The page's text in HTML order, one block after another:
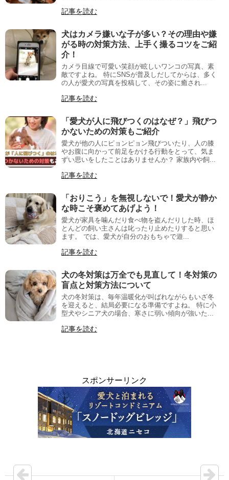
記事を読む
犬はカメラ嫌いな子が多い？その理由や嫌
がる時の対策方法、上手く撮るコツをご紹
介！
カメラ目線で可愛い笑顔が眩しいワンコの写真、素
敵ですよね。 特にSNSが普及しだしてからは、多く
の人が愛犬の写真を投稿して、その姿に癒され...
記事を読む
「愛犬が人に飛びつくのはなぜ？」飛びつ
かないための対策もご紹介
愛犬が他の人にピョンピョン飛びついたり、人の膝
やお腹に向かって前足をかける行動をとって、気ま
ずい思いをしたことはありませんか？ 家族内や飼...
記事を読む
「おりこう」を無視しないで！愛犬が静か
な時こそ褒めてあげよう！
愛犬が家具を噛んだり食べ物を盗んだりした時、ほ
とんどの飼い主さんは叱ったり止めたりすると思い
ます。 では、愛犬が自分のおもちゃで遊...
記事を読む
犬の冬対策は万全でも見直して！冬対策の
盲点と対策方法について
犬の冬対策は、毎年温暖化が叫ばれながらもいざ冬
を迎えると、結局必要になる準備ですよね。 特に小
型犬やシニア犬の場合、寒さに弱い傾向が強いた...
記事を読む
スポンサーリンク